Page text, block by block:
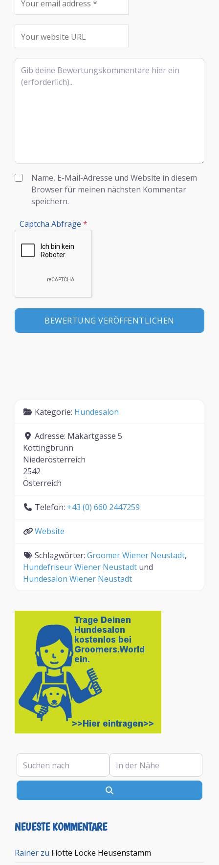
Rezensionstext
Name, E-Mail-Adresse und Website in diesem
Browser für meinen nächsten Kommentar
speichern.
Captcha Abfrage *
Kategorie: Hundesalon
Adresse: Makartgasse 5
Kottingbrunn
Niederösterreich
2542
Österreich
Telefon: +43 (0) 660 2447259
Website
Schlagwörter: Groomer Wiener Neustadt,
Hundefriseur Wiener Neustadt und
Hundesalon Wiener Neustadt
Suchen nach In der Nähe
NEUESTE KOMMENTARE
Rainer zu Flotte Locke Heusenstamm